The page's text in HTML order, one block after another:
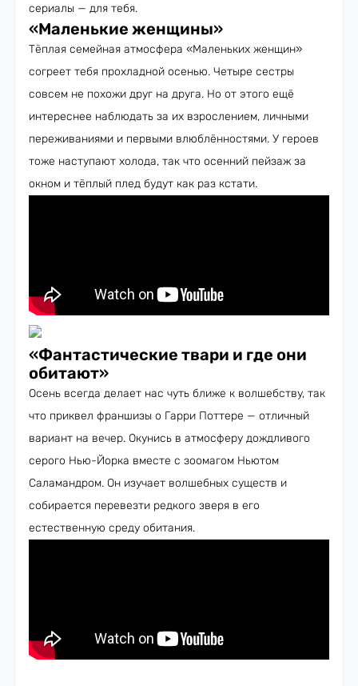
сериалы — для тебя.
«Маленькие женщины»
Тёплая семейная атмосфера «Маленьких женщин»
согреет тебя прохладной осенью. Четыре сестры
совсем не похожи друг на друга. Но от этого ещё
интереснее наблюдать за их взрослением, личными
переживаниями и первыми влюблённостями. У героев
тоже наступают холода, так что осенний пейзаж за
окном и тёплый плед будут как раз кстати.
«Фантастические твари и где они
обитают»
Осень всегда делает нас чуть ближе к волшебству, так
что приквел франшизы о Гарри Поттере — отличный
вариант на вечер. Окунись в атмосферу дождливого
серого Нью-Йорка вместе с зоомагом Ньютом
Саламандром. Он изучает волшебных существ и
собирается перевезти редкого зверя в его
естественную среду обитания.